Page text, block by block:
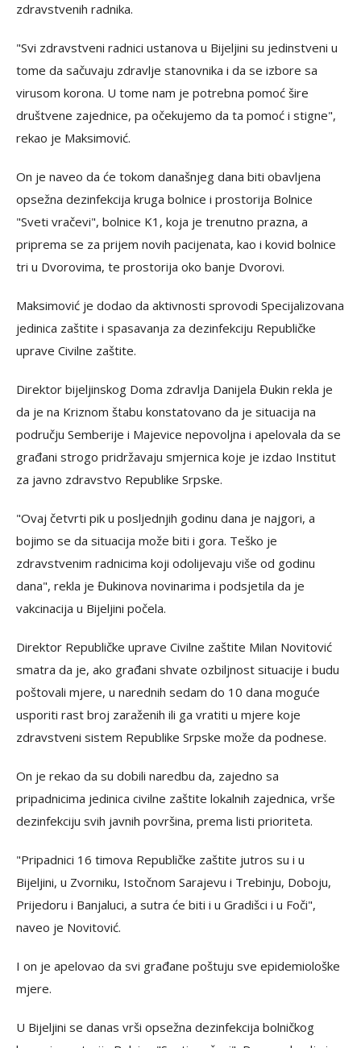
zdravstvenih radnika.
"Svi zdravstveni radnici ustanova u Bijeljini su jedinstveni u
tome da sačuvaju zdravlje stanovnika i da se izbore sa
virusom korona. U tome nam je potrebna pomoć šire
društvene zajednice, pa očekujemo da ta pomoć i stigne",
rekao je Maksimović.
On je naveo da će tokom današnjeg dana biti obavljena
opsežna dezinfekcija kruga bolnice i prostorija Bolnice
"Sveti vračevi", bolnice K1, koja je trenutno prazna, a
priprema se za prijem novih pacijenata, kao i kovid bolnice
tri u Dvorovima, te prostorija oko banje Dvorovi.
Maksimović je dodao da aktivnosti sprovodi Specijalizovana
jedinica zaštite i spasavanja za dezinfekciju Republičke
uprave Civilne zaštite.
Direktor bijeljinskog Doma zdravlja Danijela Đukin rekla je
da je na Kriznom štabu konstatovano da je situacija na
području Semberije i Majevice nepovoljna i apelovala da se
građani strogo pridržavaju smjernica koje je izdao Institut
za javno zdravstvo Republike Srpske.
"Ovaj četvrti pik u posljednjih godinu dana je najgori, a
bojimo se da situacija može biti i gora. Teško je
zdravstvenim radnicima koji odolijevaju više od godinu
dana", rekla je Đukinova novinarima i podsjetila da je
vakcinacija u Bijeljini počela.
Direktor Republičke uprave Civilne zaštite Milan Novitović
smatra da je, ako građani shvate ozbiljnost situacije i budu
poštovali mjere, u narednih sedam do 10 dana moguće
usporiti rast broj zaraženih ili ga vratiti u mjere koje
zdravstveni sistem Republike Srpske može da podnese.
On je rekao da su dobili naredbu da, zajedno sa
pripadnicima jedinica civilne zaštite lokalnih zajednica, vrše
dezinfekciju svih javnih površina, prema listi prioriteta.
"Pripadnici 16 timova Republičke zaštite jutros su i u
Bijeljini, u Zvorniku, Istočnom Sarajevu i Trebinju, Doboju,
Prijedoru i Banjaluci, a sutra će biti i u Gradišci i u Foči",
naveo je Novitović.
I on je apelovao da svi građane poštuju sve epidemiološke
mjere.
U Bijeljini se danas vrši opsežna dezinfekcija bolničkog